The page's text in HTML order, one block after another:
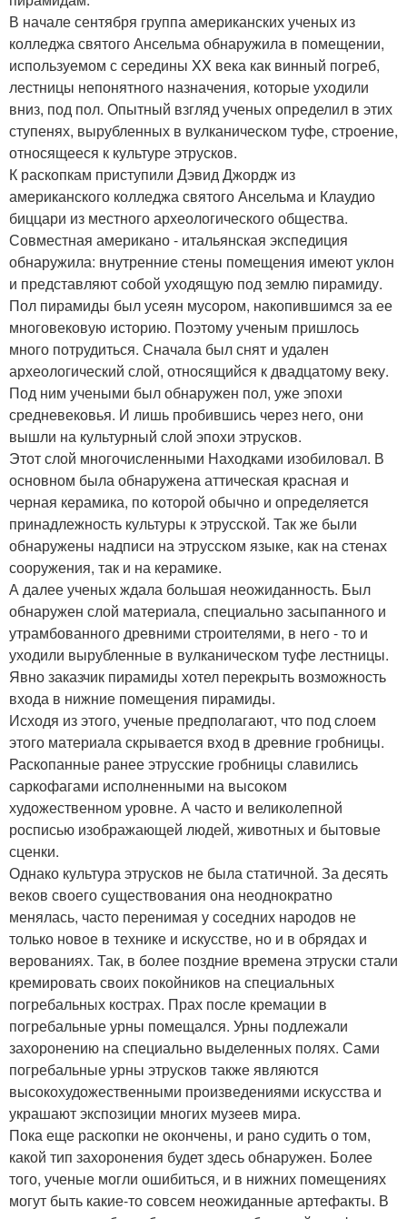
В начале сентября группа американских ученых из
колледжа святого Ансельма обнаружила в помещении,
используемом с середины XX века как винный погреб,
лестницы непонятного назначения, которые уходили
вниз, под пол. Опытный взгляд ученых определил в этих
ступенях, вырубленных в вулканическом туфе, строение,
относящееся к культуре этрусков.
К раскопкам приступили Дэвид Джордж из
американского колледжа святого Ансельма и Клаудио
биццари из местного археологического общества.
Совместная американо - итальянская экспедиция
обнаружила: внутренние стены помещения имеют уклон
и представляют собой уходящую под землю пирамиду.
Пол пирамиды был усеян мусором, накопившимся за ее
многовековую историю. Поэтому ученым пришлось
много потрудиться. Сначала был снят и удален
археологический слой, относящийся к двадцатому веку.
Под ним учеными был обнаружен пол, уже эпохи
средневековья. И лишь пробившись через него, они
вышли на культурный слой эпохи этрусков.
Этот слой многочисленными Находками изобиловал. В
основном была обнаружена аттическая красная и
черная керамика, по которой обычно и определяется
принадлежность культуры к этрусской. Так же были
обнаружены надписи на этрусском языке, как на стенах
сооружения, так и на керамике.
А далее ученых ждала большая неожиданность. Был
обнаружен слой материала, специально засыпанного и
утрамбованного древними строителями, в него - то и
уходили вырубленные в вулканическом туфе лестницы.
Явно заказчик пирамиды хотел перекрыть возможность
входа в нижние помещения пирамиды.
Исходя из этого, ученые предполагают, что под слоем
этого материала скрывается вход в древние гробницы.
Раскопанные ранее этрусские гробницы славились
саркофагами исполненными на высоком
художественном уровне. А часто и великолепной
росписью изображающей людей, животных и бытовые
сценки.
Однако культура этрусков не была статичной. За десять
веков своего существования она неоднократно
менялась, часто перенимая у соседних народов не
только новое в технике и искусстве, но и в обрядах и
верованиях. Так, в более поздние времена этруски стали
кремировать своих покойников на специальных
погребальных кострах. Прах после кремации в
погребальные урны помещался. Урны подлежали
захоронению на специально выделенных полях. Сами
погребальные урны этрусков также являются
высокохудожественными произведениями искусства и
украшают экспозиции многих музеев мира.
Пока еще раскопки не окончены, и рано судить о том,
какой тип захоронения будет здесь обнаружен. Более
того, ученые могли ошибиться, и в нижних помещениях
могут быть какие-то совсем неожиданные артефакты. В